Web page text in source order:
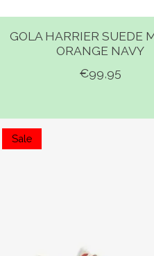
GOLA HARRIER SUEDE
ORANGE NAVY
€99,95
Sale